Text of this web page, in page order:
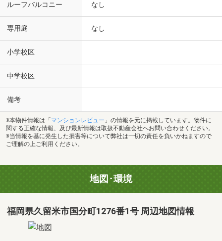
ルーフバルコニー なし
専用庭 なし
小学校区
中学校区
備考
※本物件情報は「 マンションレビュー 」の情報を元に掲載しています。物件に
関する正確な情報、及び最新情報は取扱不動産会社へお問い合わせください。
※当情報を基に発生した損害等について弊社は一切の責任を負いかねますので
ご理解の上ご利用ください。
地図･環境
福岡県久留米市国分町1276番1号 周辺地図情報